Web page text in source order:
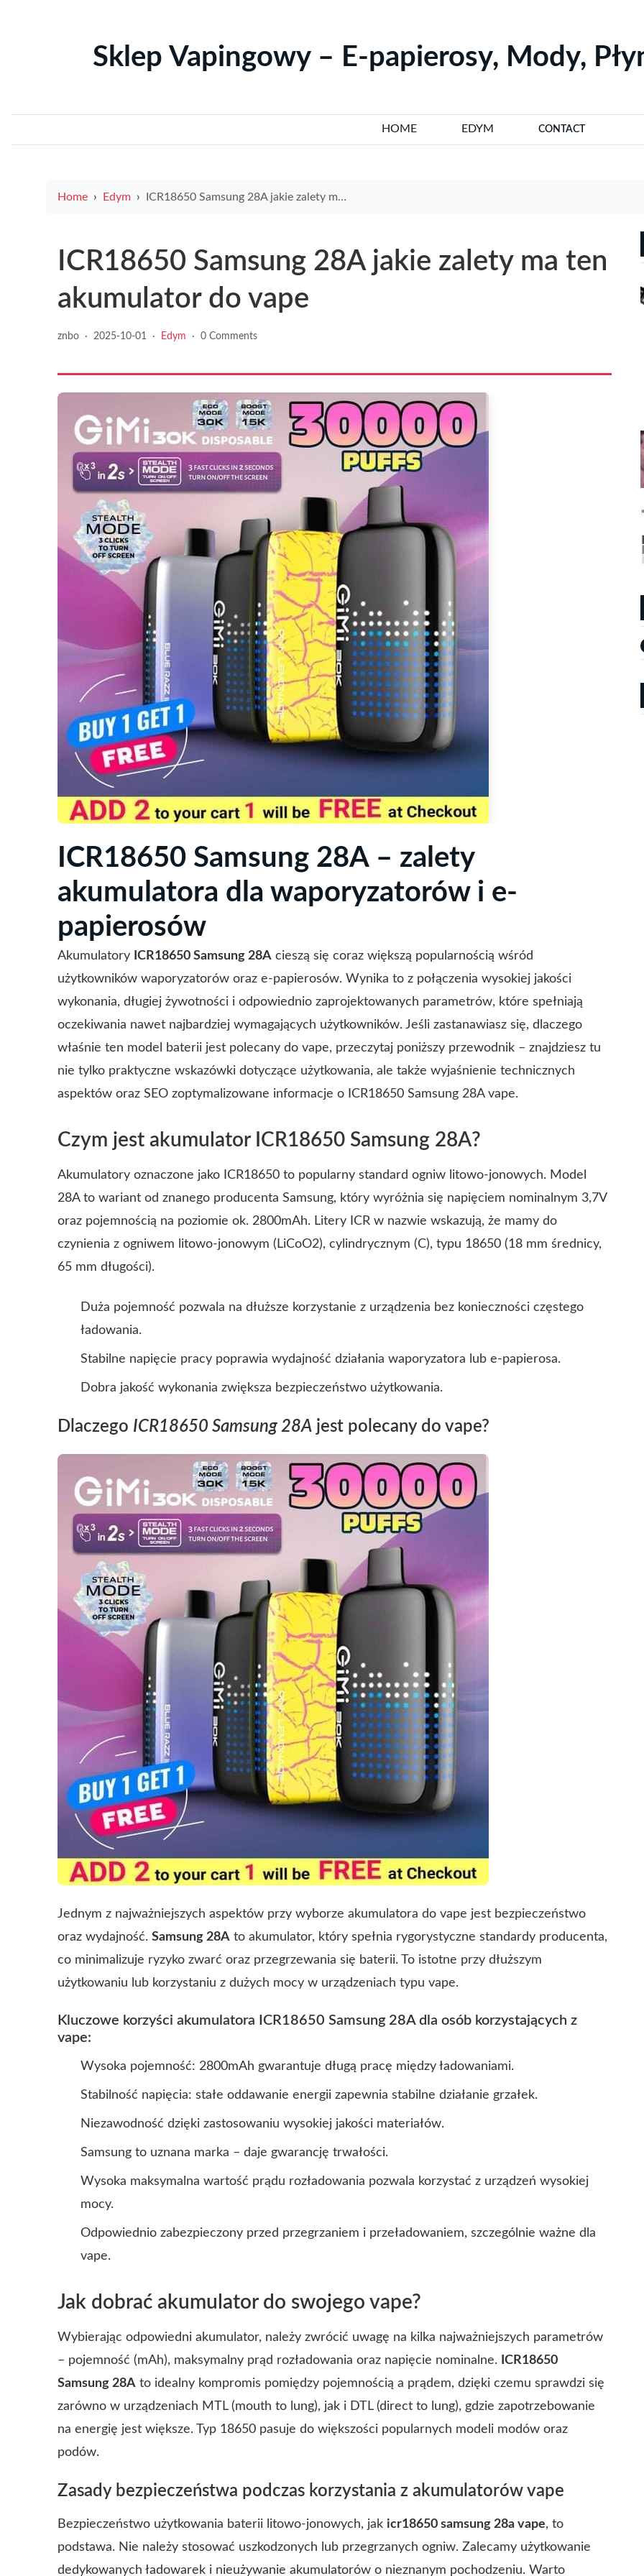
Sklep Vapingowy – E-papierosy, Mody,
HOME EDYM CONTACT
Home Edym ICR18650 Samsung 28A jakie zalety ma ten akumulator do vape
ICR18650 Samsung 28A jakie zalety ma ten
akumulator do vape
znbo · 2025-10-01 · Edym · 0 Comments
ICR18650 Samsung 28A – zalety
akumulatora dla waporyzatorów i e-
papierosów
Akumulatory ICR18650 Samsung 28A cieszą się coraz większą popularnością wśród
użytkowników waporyzatorów oraz e-papierosów. Wynika to z połączenia wysokiej jakości
wykonania, długiej żywotności i odpowiednio zaprojektowanych parametrów, które spełniają
oczekiwania nawet najbardziej wymagających użytkowników. Jeśli zastanawiasz się, dlaczego
właśnie ten model baterii jest polecany do vape, przeczytaj poniższy przewodnik – znajdziesz tu
nie tylko praktyczne wskazówki dotyczące użytkowania, ale także wyjaśnienie technicznych
aspektów oraz SEO zoptymalizowane informacje o ICR18650 Samsung 28A vape.
Czym jest akumulator ICR18650 Samsung 28A?
Akumulatory oznaczone jako ICR18650 to popularny standard ogniw litowo-jonowych. Model
28A to wariant od znanego producenta Samsung, który wyróżnia się napięciem nominalnym 3,7V
oraz pojemnością na poziomie ok. 2800mAh. Litery ICR w nazwie wskazują, że mamy do
czynienia z ogniwem litowo-jonowym (LiCoO2), cylindrycznym (C), typu 18650 (18 mm średnicy,
65 mm długości).
Duża pojemność pozwala na dłuższe korzystanie z urządzenia bez konieczności częstego
ładowania.
Stabilne napięcie pracy poprawia wydajność działania waporyzatora lub e-papierosa.
Dobra jakość wykonania zwiększa bezpieczeństwo użytkowania.
Dlaczego ICR18650 Samsung 28A jest polecany do vape?
Jednym z najważniejszych aspektów przy wyborze akumulatora do vape jest bezpieczeństwo
oraz wydajność. Samsung 28A to akumulator, który spełnia rygorystyczne standardy producenta,
co minimalizuje ryzyko zwarć oraz przegrzewania się baterii. To istotne przy dłuższym
użytkowaniu lub korzystaniu z dużych mocy w urządzeniach typu vape.
Kluczowe korzyści akumulatora ICR18650 Samsung 28A dla osób korzystających z
vape:
Wysoka pojemność: 2800mAh gwarantuje długą pracę między ładowaniami.
Stabilność napięcia: stałe oddawanie energii zapewnia stabilne działanie grzałek.
Niezawodność dzięki zastosowaniu wysokiej jakości materiałów.
Samsung to uznana marka – daje gwarancję trwałości.
Wysoka maksymalna wartość prądu rozładowania pozwala korzystać z urządzeń wysokiej
mocy.
Odpowiednio zabezpieczony przed przegrzaniem i przeładowaniem, szczególnie ważne dla
vape.
Jak dobrać akumulator do swojego vape?
Wybierając odpowiedni akumulator, należy zwrócić uwagę na kilka najważniejszych parametrów
– pojemność (mAh), maksymalny prąd rozładowania oraz napięcie nominalne. ICR18650
Samsung 28A to idealny kompromis pomiędzy pojemnością a prądem, dzięki czemu sprawdzi się
zarówno w urządzeniach MTL (mouth to lung), jak i DTL (direct to lung), gdzie zapotrzebowanie
na energię jest większe. Typ 18650 pasuje do większości popularnych modeli modów oraz
podów.
Zasady bezpieczeństwa podczas korzystania z akumulatorów vape
Bezpieczeństwo użytkowania baterii litowo-jonowych, jak icr18650 samsung 28a vape, to
podstawa. Nie należy stosować uszkodzonych lub przegrzanych ogniw. Zalecamy użytkowanie
dedykowanych ładowarek i nieużywanie akumulatorów o nieznanym pochodzeniu. Warto